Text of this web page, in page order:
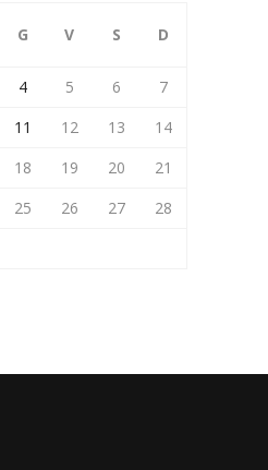
G V S D
4 5 6
7
11 12 13
14
18 19 20
21
25 26 27
28